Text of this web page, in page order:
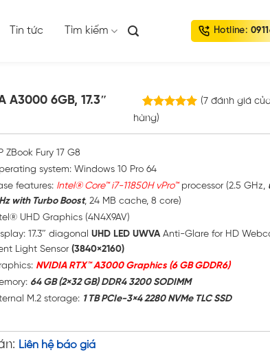
Tin tức Tìm kiếm Hotline:
A3000 6GB, 17.3″
5.00
7
(7đánh giá
hàng)
ZBook Fury 17 G8
system: Windows 10 Pro 64
features: Intel® Core™ i7-11850H vPro™processor (2.5 GHz,
with Turbo Boost, 24 MB cache, 8 core)
UHD Graphics (4N4X9AV)
17.3″ diagonal UHD LED UWVAAnti-Glare for HD
Light Sensor (3840×2160)
NVIDIA RTX™ A3000 Graphics (6 GB GDDR6)
64 GB (2×32 GB) DDR4 3200 SODIMM
M.2 storage: 1 TB PCIe-3×4 2280 NVMe TLC SSD
Liên hệ báo giá